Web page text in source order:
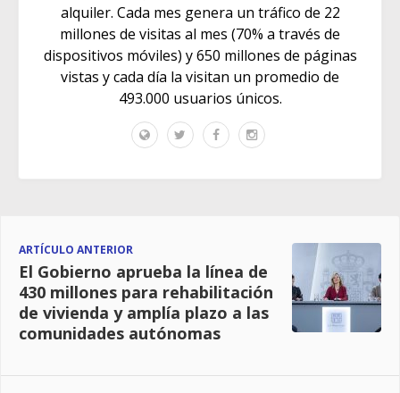
alquiler. Cada mes genera un tráfico de 22
millones de visitas al mes (70% a través de
dispositivos móviles) y 650 millones de páginas
vistas y cada día la visitan un promedio de
493.000 usuarios únicos.
ARTÍCULO ANTERIOR
El Gobierno aprueba la línea de
430 millones para rehabilitación
de vivienda y amplía plazo a las
comunidades autónomas